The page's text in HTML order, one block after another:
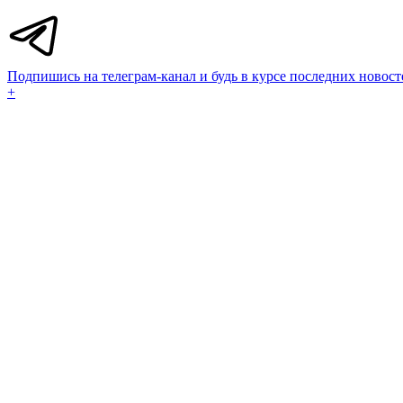
Подпишись на телеграм-канал и будь в курсе последних
+